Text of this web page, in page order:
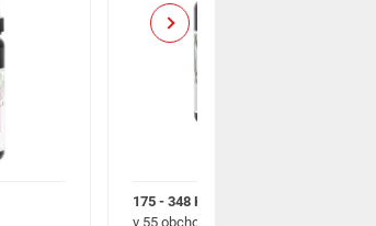
175 - 348 Kč
v 55 obchodech
Next